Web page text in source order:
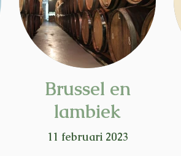
Brussel en
lambiek
11 februari 2023